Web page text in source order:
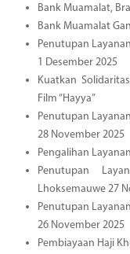
Bank Muamalat,
Bank Muamalat
Penutupan
1 Desember 2025
Kuatkan
Film “Hayya”
Penutupan
28 November 2025
Pengalihan
Penutupan
Lhoksemauwe 27
Penutupan
26 November 2025
Pembiayaan Haji